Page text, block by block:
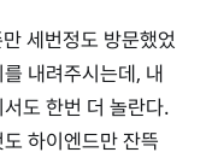
세번정도 방문했었
내려주시는데, 내
도 한번 더 놀란다.
하이엔드만 잔뜩